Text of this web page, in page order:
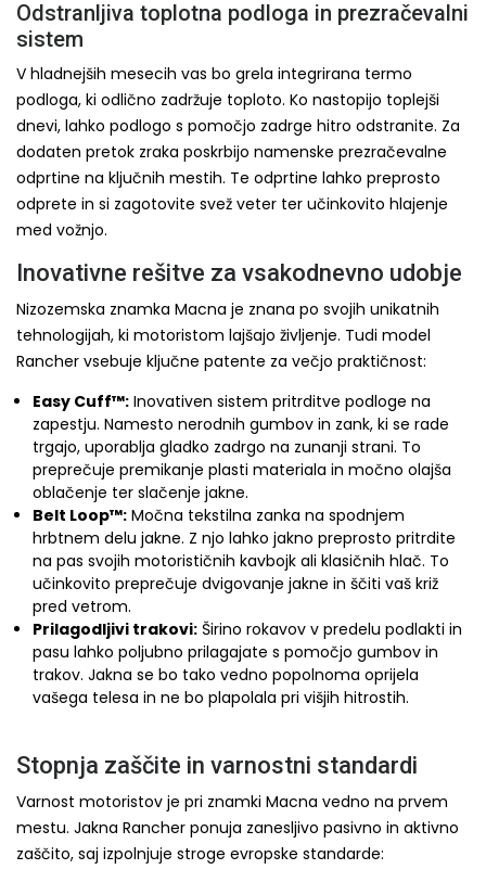
Odstranljiva toplotna podloga in prezračevalni
sistem
V hladnejših mesecih vas bo grela integrirana termo
podloga, ki odlično zadržuje toploto. Ko nastopijo toplejši
dnevi, lahko podlogo s pomočjo zadrge hitro odstranite. Za
dodaten pretok zraka poskrbijo namenske prezračevalne
odprtine na ključnih mestih. Te odprtine lahko preprosto
odprete in si zagotovite svež veter ter učinkovito hlajenje
med vožnjo.
Inovativne rešitve za vsakodnevno udobje
Nizozemska znamka Macna je znana po svojih unikatnih
tehnologijah, ki motoristom lajšajo življenje. Tudi model
Rancher vsebuje ključne patente za večjo praktičnost:
Easy Cuff™: Inovativen sistem pritrditve podloge na
zapestju. Namesto nerodnih gumbov in zank, ki se rade
trgajo, uporablja gladko zadrgo na zunanji strani. To
preprečuje premikanje plasti materiala in močno olajša
oblačenje ter slačenje jakne.
Belt Loop™: Močna tekstilna zanka na spodnjem
hrbtnem delu jakne. Z njo lahko jakno preprosto pritrdite
na pas svojih motorističnih kavbojk ali klasičnih hlač. To
učinkovito preprečuje dvigovanje jakne in ščiti vaš križ
pred vetrom.
Prilagodljivi trakovi: Širino rokavov v predelu podlakti in
pasu lahko poljubno prilagajate s pomočjo gumbov in
trakov. Jakna se bo tako vedno popolnoma oprijela
vašega telesa in ne bo plapolala pri višjih hitrostih.
Stopnja zaščite in varnostni standardi
Varnost motoristov je pri znamki Macna vedno na prvem
mestu. Jakna Rancher ponuja zanesljivo pasivno in aktivno
zaščito, saj izpolnjuje stroge evropske standarde: